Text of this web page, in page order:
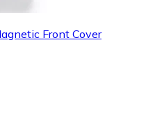
Front Cover